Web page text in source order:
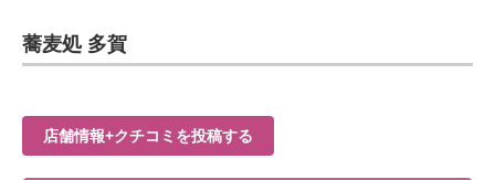
蕎麦処 多賀
店舗情報+クチコミを投稿する